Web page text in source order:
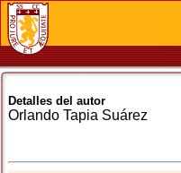
Detalles del autor
Orlando Tapia Suárez